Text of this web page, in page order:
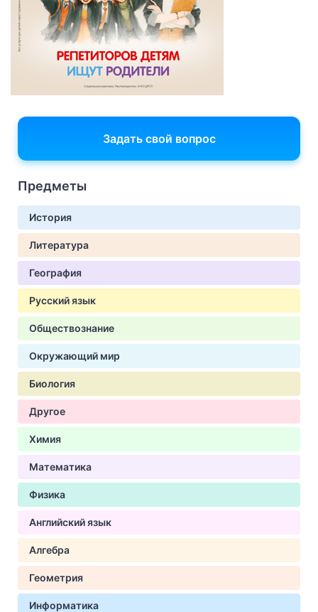
Задать свой вопрос
Предметы
История
Литература
География
Русский язык
Обществознание
Окружающий мир
Биология
Другое
Химия
Математика
Физика
Английский язык
Алгебра
Геометрия
Информатика